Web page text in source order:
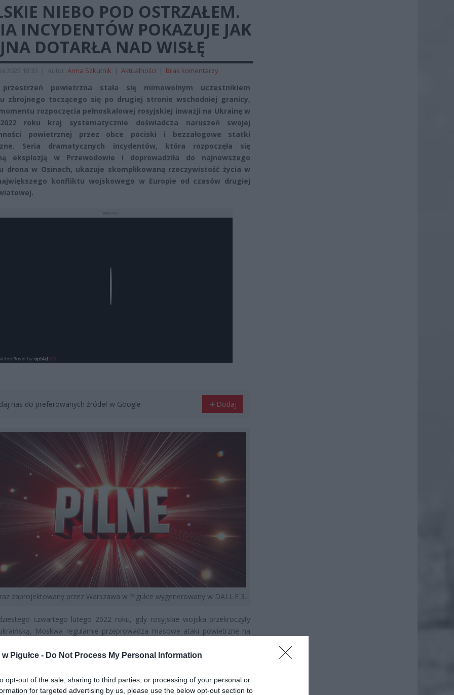
Pigułce - Do Not Process My Personal Information
opt-out of the sale, sharing to third parties, or processing of your personal or
for targeted advertising by us, please use the below opt-out section to
NIEBO POD OSTRZAŁEM.
INCYDENTÓW POKAZUJE JAK
DOTARŁA NAD WISŁĘ
2025 18:33 | Autor: Anna Szkutnik | Aktualności | Brak komentarzy
przestrzeń powietrzna stała się mimowolnym uczestnikiem
zbrojnego toczącego się po drugiej stronie wschodniej granicy,
rozpoczęcia pełnoskalowej rosyjskiej inwazji na Ukrainę w
roku kraj systematycznie doświadcza naruszeń swojej
powietrznej przez obce pociski i bezzałogowe statki
Seria dramatycznych incydentów, która rozpoczęła się
eksplozją w Przewodowie i doprowadziła do najnowszego
drona w Osinach, ukazuje skomplikowaną rzeczywistość życia w
konfliktu wojskowego w Europie od czasów drugiej
nas do preferowanych źródeł w Google Dodaj
zaprojektowany przez Warszawa w Pigułce wygenerowany w DALL·E 3.
czwartego lutego 2022 roku, gdy rosyjskie wojska przekroczyły
Moskwa regularnie przeprowadza masowe ataki powietrzne na
arsenał obejmujący rakiety balistyczne, pociski manewrujące oraz
się rosyjskie uderzenia na ukraińską infrastrukturę krytyczną, w tym
energetyczne położone w bezpośrednim sąsiedztwie polskiej granicy, co